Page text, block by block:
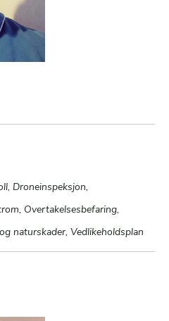
Droneinspeksjon,
Overtakelsesbefaring,
naturskader, Vedlikeholdsplan